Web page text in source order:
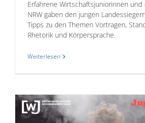
Erfahrene Wirtschaftsjuniorinnen und
NRW gaben den jungen
Tipps zu den Themen Vortragen,
Rhetorik und Körpersprache.
Weiterlesen